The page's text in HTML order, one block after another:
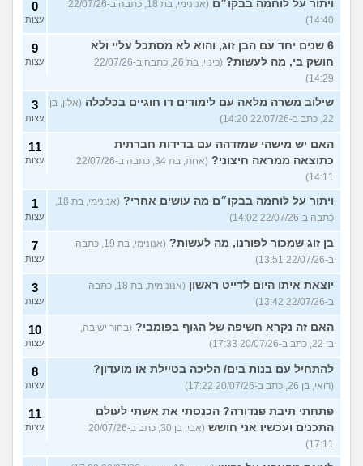
ויתור על לוחמה בבקו״ם
(אנונימי, בת 18, כתבה ב-22/07/26
14:40)
0
עצות
6 שנים יחד עם הבן זוג, והוא לא מסתכל עליי ולא
חושק בי, מה לעשות?
(כינוי, בת 26, כתבה ב-22/07/26
14:29)
9
עצות
שילוב משרה מלאה עם לימודים דו חוגיים בכלכלה (אלון, בן
22, כתב ב-22/07/26 14:20)
3
עצות
האם יש מישהי שמזדהה עם בדידות חברתית
כתוצאה ממראה חיצוני?
(אחת, בת 34, כתבה ב-22/07/26
14:11)
11
עצות
ויתור על לוחמה בבקו״ם מה עושים אחרי?
(אנונימי, בת 18,
כתבה ב-22/07/26 14:02)
1
עצות
בן זוג שמכור לפורנו, מה לעשות?
(אנונימי, בת 19, כתבה
ב-22/07/26 13:51)
7
עצות
יוצאת איתו היום לדייט ראשון
(אנונימית, בת 18, כתבה
ב-22/07/26 13:42)
3
עצות
האם זה נקרא חשיפה של הגוף בפומבי? (בחור ישיבה,
בן 22, כתב ב-20/07/26 17:33)
10
עצות
להתחיל עם בנות בים/ הליכה בטיילת או מועדון?
(רואי, בן 26, כתב ב-20/07/26 17:22)
8
עצות
פתחתי תיבת פנדורה? הכנסתי את אשתי לעולם
התכנים ועכשיו אני חושש
(אבי, בן 30, כתב ב-20/07/26
17:11)
11
עצות